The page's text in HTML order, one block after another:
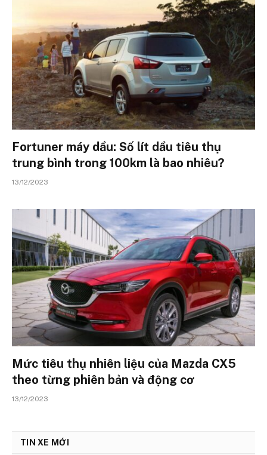
Fortuner máy dầu: Số lít dầu tiêu thụ
trung bình trong 100km là bao nhiêu?
13/12/2023
Mức tiêu thụ nhiên liệu của Mazda CX5
theo từng phiên bản và động cơ
13/12/2023
TIN XE MỚI